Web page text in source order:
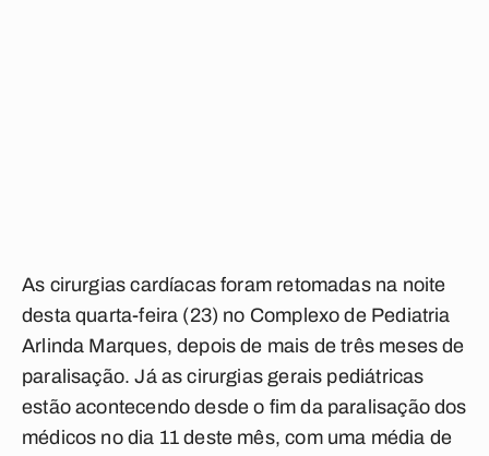
As cirurgias cardíacas foram retomadas na noite
desta quarta-feira (23) no Complexo de Pediatria
Arlinda Marques, depois de mais de três meses de
paralisação. Já as cirurgias gerais pediátricas
estão acontecendo desde o fim da paralisação dos
médicos no dia 11 deste mês, com uma média de